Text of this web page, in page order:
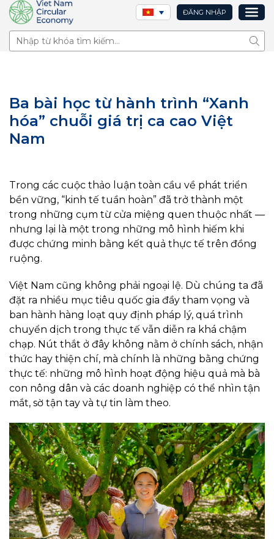
ĐĂNG NHẬP
Tìm
Ba bài học từ hành trình “Xanh
hóa” chuỗi giá trị ca cao Việt
Nam
Trong các cuộc thảo luận toàn cầu về phát triển
bền vững, “kinh tế tuần hoàn” đã trở thành một
trong những cụm từ cửa miệng quen thuộc nhất —
nhưng lại là một trong những mô hình hiếm khi
được chứng minh bằng kết quả thực tế trên đồng
ruộng.
Việt Nam cũng không phải ngoại lệ. Dù chúng ta đã
đặt ra nhiều mục tiêu quốc gia đầy tham vọng và
ban hành hàng loạt quy định pháp lý, quá trình
chuyển dịch trong thực tế vẫn diễn ra khá chậm
chạp. Nút thắt ở đây không nằm ở chính sách, nhận
thức hay thiện chí, mà chính là những bằng chứng
thực tế: những mô hình hoạt động hiệu quả mà bà
con nông dân và các doanh nghiệp có thể nhìn tận
mắt, sờ tận tay và tự tin làm theo.